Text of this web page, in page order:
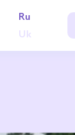
Ru
Uk